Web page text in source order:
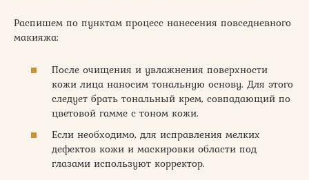
Распишем по пунктам процесс нанесения повседневного
макияжа:
После очищения и увлажнения поверхности
кожи лица наносим тональную основу. Для этого
следует брать тональный крем, совпадающий по
цветовой гамме с тоном кожи.
Если необходимо, для исправления мелких
дефектов кожи и маскировки области под
глазами используют корректор.